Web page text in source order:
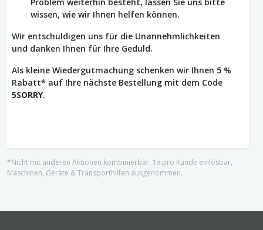
wissen, wie wir Ihnen helfen können.
Wir entschuldigen uns für die Unannehmlichkeiten
und danken Ihnen für Ihre Geduld.
Als kleine Wiedergutmachung schenken wir Ihnen 5 %
Rabatt* auf Ihre nächste Bestellung mit dem Code
5SORRY.
*Nicht mit anderen Aktionen kombinierbar, 1x pro Kunde einlösbar,
Maschinen, Geräte & Transporthilfen ausgenommen.